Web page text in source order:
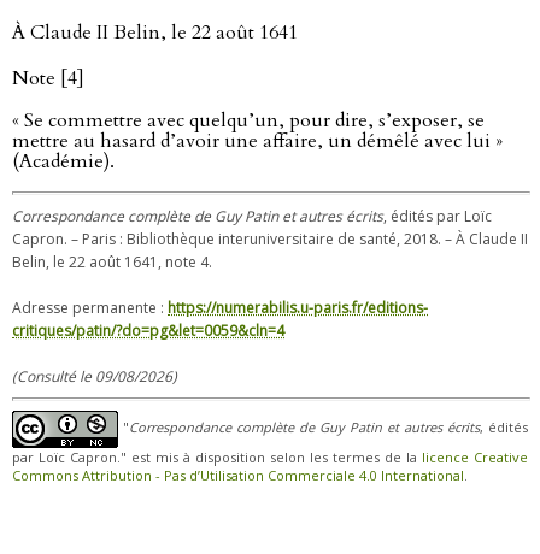
À Claude II Belin, le 22 août 1641
Note [4]
« Se commettre avec quelqu’un, pour dire, s’exposer, se
mettre au hasard d’avoir une affaire, un démêlé avec lui »
(Académie).
Correspondance complète de Guy Patin et autres écrits, édités par Loïc
Capron. – Paris : Bibliothèque interuniversitaire de santé, 2018. – À Claude II
Belin, le 22 août 1641, note 4.
Adresse permanente : https://numerabilis.u-paris.fr/editions-
critiques/patin/?do=pg&let=0059&cln=4
(Consulté le 09/08/2026)
"Correspondance complète de Guy Patin et autres écrits, édités
par Loïc Capron." est mis à disposition selon les termes de la licence Creative
Commons Attribution - Pas d’Utilisation Commerciale 4.0 International.